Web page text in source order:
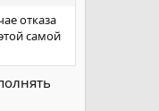
отказа
самой